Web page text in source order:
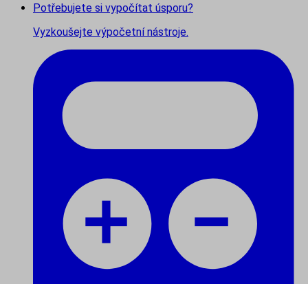
Potřebujete si vypočítat úsporu?
Vyzkoušejte výpočetní nástroje.